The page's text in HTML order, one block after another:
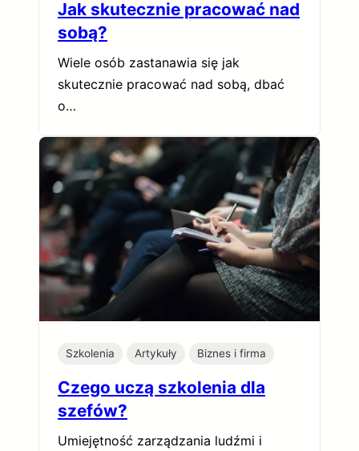
Jak skutecznie pracować nad
sobą?
Wiele osób zastanawia się jak
skutecznie pracować nad sobą, dbać
o…
Szkolenia Artykuły Biznes i firma
Czego uczą szkolenia dla
szefów?
Umiejętność zarządzania ludźmi i